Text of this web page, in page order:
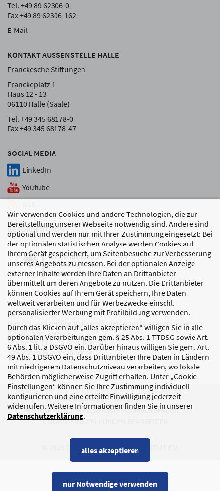
Wir verwenden Cookies und andere Technologien, die zur
Bereitstellung unserer Webseite notwendig sind. Andere sind
optional und werden nur mit Ihrer Zustimmung eingesetzt: Bei
der optionalen statistischen Analyse werden Cookies auf
Ihrem Gerät gespeichert, um Seitenbesuche zur Verbesserung
unseres Angebots zu messen. Bei der optionalen Anzeige
externer Inhalte werden Ihre Daten an Drittanbieter
übermittelt um deren Angebote zu nutzen. Die Drittanbieter
können Cookies auf Ihrem Gerät speichern, Ihre Daten
weltweit verarbeiten und für Werbezwecke einschl.
personalisierter Werbung mit Profilbildung verwenden.
Durch das Klicken auf „alles akzeptieren“ willigen Sie in alle
optionalen Verarbeitungen gem. § 25 Abs. 1 TTDSG sowie Art.
6 Abs. 1 lit. a DSGVO ein. Darüber hinaus willigen Sie gem. Art.
49 Abs. 1 DSGVO ein, dass Drittanbieter Ihre Daten in Ländern
mit niedrigerem Datenschutzniveau verarbeiten, wo lokale
Behörden möglicherweise Zugriff erhalten. Unter „Cookie-
Einstellungen“ können Sie Ihre Zustimmung individuell
konfigurieren und eine erteilte Einwilligung jederzeit
widerrufen. Weitere Informationen finden Sie in unserer
Datenschutzerklärung.
alles akzeptieren
nur Notwendige verwenden
SOCIAL MEDIA
LinkedIn
Youtube
Tel. +49 89 62306-0
Fax +49 89 62306-162
E-Mail
KONTAKT AUSSENSTELLE HALLE
Franckesche Stiftungen
Franckeplatz 1
Haus 12 - 13
06110 Halle (Saale)
Tel. +49 345 68178-0
Fax +49 345 68178-47
GEFÖRDERT VON
Das DJI wird größtenteils gefördert vom Bundesministerium
für Bildung, Familie,
Senioren, Frauen und Jugend
sowie den Bundesländern.
DATENSCHUTZ
IMPRESSUM
KORRUPTIONSPRÄVENTION
BARRIEREFREIHEIT
COOKIE-EINSTELLUNGEN BEARBEITEN
© 2026 DEUTSCHES JUGENDINSTITUT E.V.